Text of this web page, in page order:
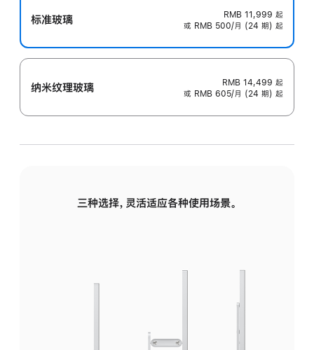
标准玻璃 RMB 11,999 起
或 RMB 500/月 (24 期) 起
纳米纹理玻璃 RMB 14,499 起
或 RMB 605/月 (24 期) 起
三种选择，灵活适应各种使用场景。